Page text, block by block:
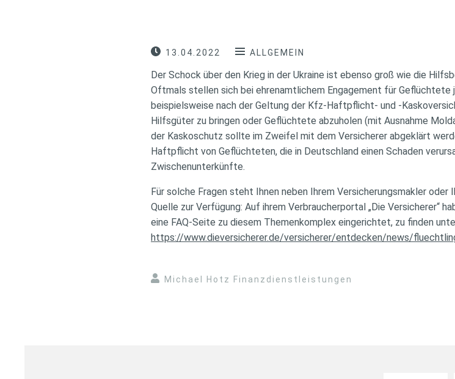
13.04.2022 ALLGEMEIN
Der Schock über den Krieg in der Ukraine ist ebenso groß wie die
Oftmals stellen sich bei ehrenamtlichem Engagement für Geflüchtete
beispielsweise nach der Geltung der Kfz-Haftpflicht- und -
Hilfsgüter zu bringen oder Geflüchtete abzuholen (mit Ausnahme
der Kaskoschutz sollte im Zweifel mit dem Versicherer abgeklärt
Haftpflicht von Geflüchteten, die in Deutschland einen Schaden
Zwischenunterkünfte.
Für solche Fragen steht Ihnen neben Ihrem Versicherungsmakler oder
Quelle zur Verfügung: Auf ihrem Verbraucherportal „Die Versicherer“
eine FAQ-Seite zu diesem Themenkomplex eingerichtet, zu finden
https://www.dieversicherer.de/versicherer/entdecken/news/
Michael Hotz Finanzdienstleistungen